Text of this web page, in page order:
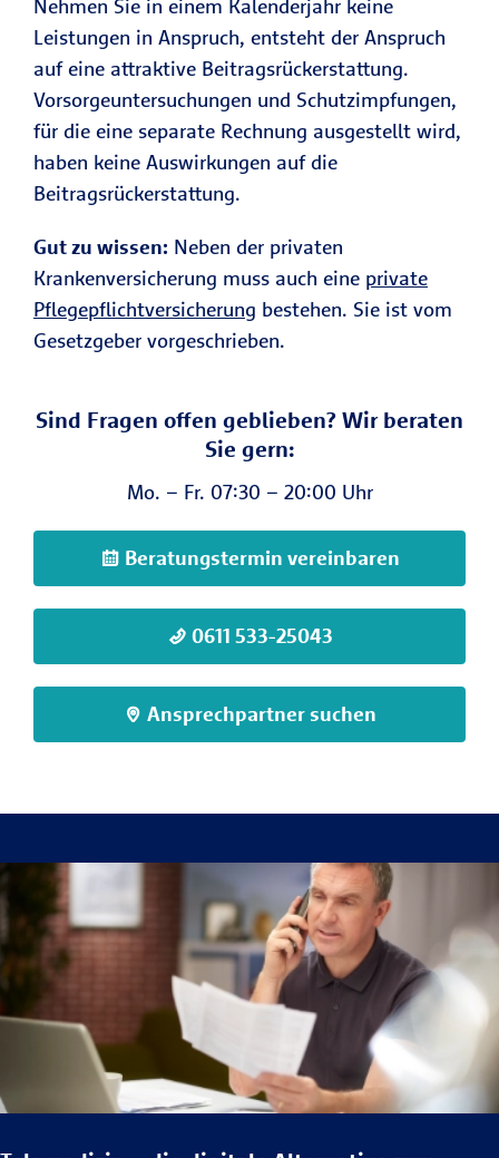
Nehmen Sie in einem Kalenderjahr keine
Leistungen in Anspruch, entsteht der Anspruch
auf eine attraktive Beitragsrückerstattung.
Vorsorgeuntersuchungen und Schutzimpfungen,
für die eine separate Rechnung ausgestellt wird,
haben keine Auswirkungen auf die
Beitragsrückerstattung.
Gut zu wissen: Neben der privaten
Krankenversicherung muss auch eine private
Pflegepflichtversicherung bestehen. Sie ist vom
Gesetzgeber vorgeschrieben.
Sind Fragen offen geblieben? Wir beraten
Sie gern:
Mo. – Fr. 07:30 – 20:00 Uhr
Beratungstermin vereinbaren
0611 533-25043
Ansprechpartner suchen